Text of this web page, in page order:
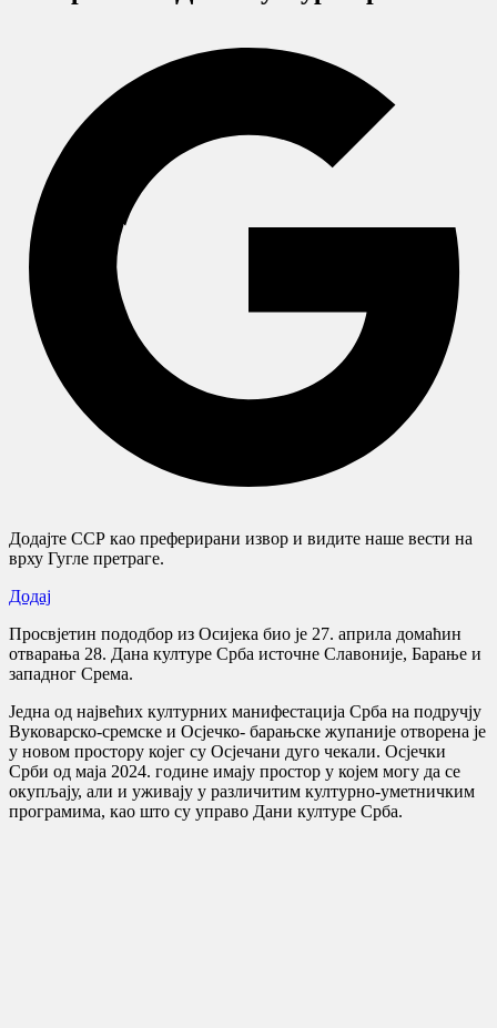
Додајте ССР као преферирани извор и видите наше вести на
врху Гугле претраге.
Додај
Просвјетин пододбор из Осијека био је 27. априла домаћин
отварања 28. Дана културе Срба источне Славоније, Барање и
западног Срема.
Једна од највећих културних манифестација Срба на подручју
Вуковарско-сремске и Осјечко- барањске жупаније отворена је
у новом простору којег су Осјечани дуго чекали. Осјечки
Срби од маја 2024. године имају простор у којем могу да се
окупљају, али и уживају у различитим културно-уметничким
програмима, као што су управо Дани културе Срба.